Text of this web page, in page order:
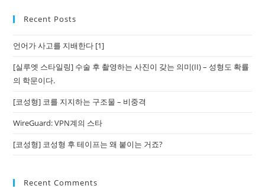
Recent Posts
언어가 사고를 지배한다 [1]
[실루엣 스타일링] 수술 후 촬영하는 사진이 갖는 의미(II) – 성형도 확률
의 학문이다.
[코성형] 코를 지지하는 구조물 – 비중격
WireGuard: VPN계의 스타
[코성형] 코성형 후 테이프는 왜 붙이는 거죠?
Recent Comments